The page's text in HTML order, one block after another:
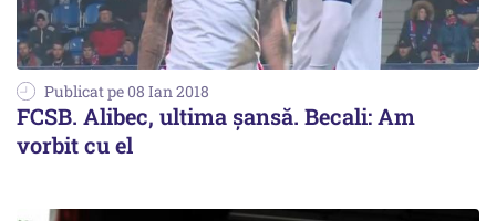
Publicat pe 08 Ian 2018
FCSB. Alibec, ultima șansă. Becali: Am
vorbit cu el